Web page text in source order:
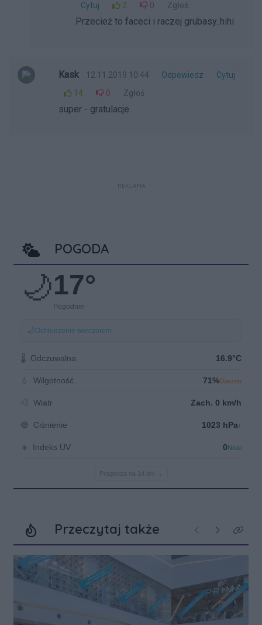
Cytuj
2 0 Zgłoś
Przecież to faceci i raczej grubasy..hihi
Kask 12.11.2019 10:44 Odpowiedz
Cytuj
14
0 Zgłoś
super - gratulacje.
REKLAMA
POGODA
Przeczytaj także Poprzednie
NastępneKliknij